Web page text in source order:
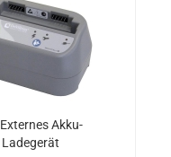
Akku-
Ladegerät